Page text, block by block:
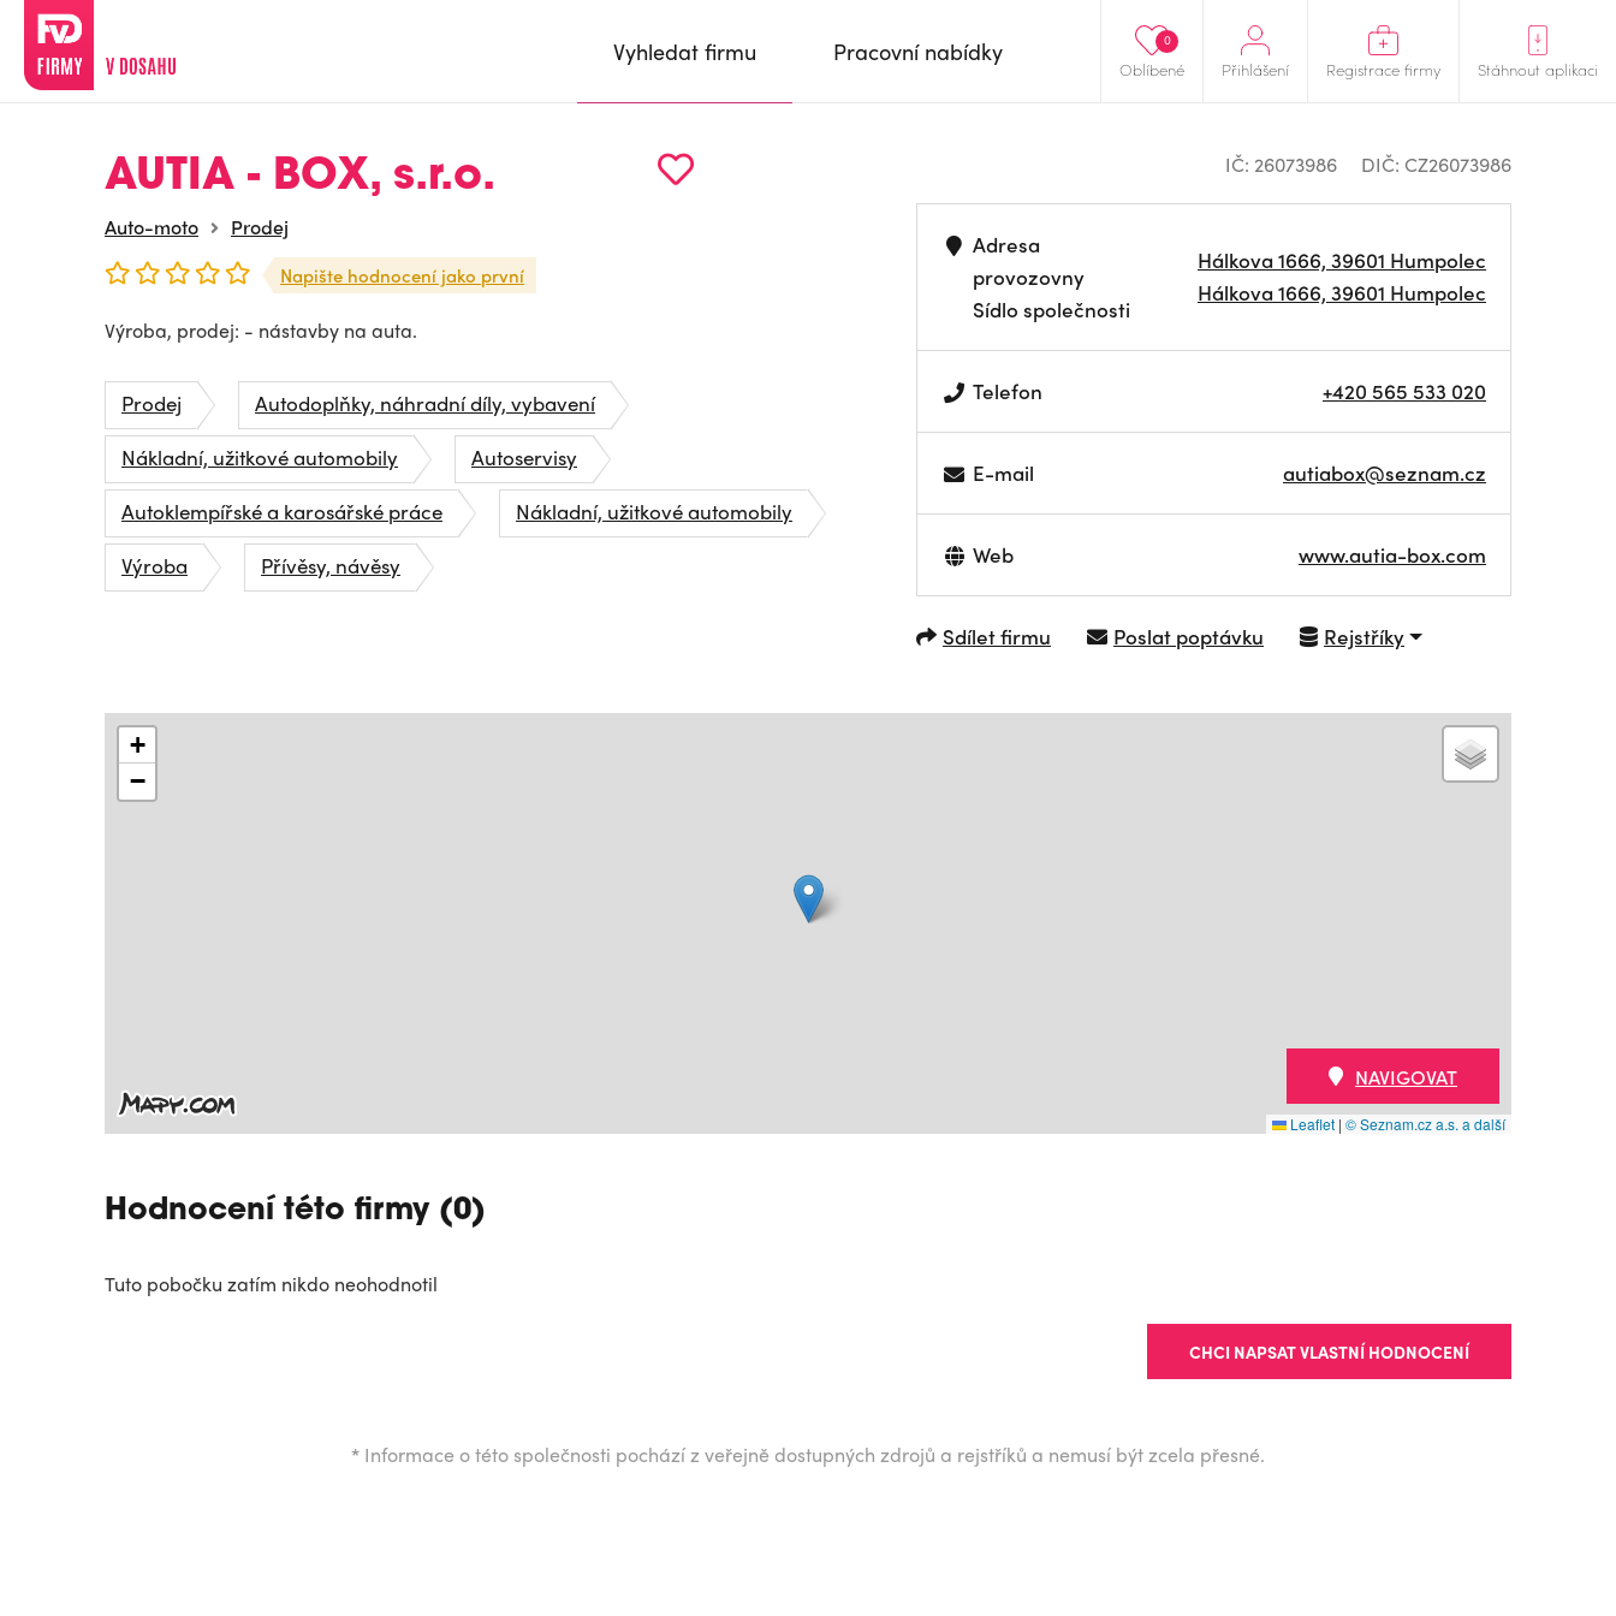
Oblíbené
0
Přihlášení Registrace firmy Stáhnout aplikaci
Vyhledat firmu Pracovní nabídky
AUTIA - BOX, s.r.o.
Auto-moto Prodej
Napište hodnocení jako první
Výroba, prodej: - nástavby na auta.
Prodej
Autodoplňky, náhradní díly, vybavení
Nákladní, užitkové automobily
Autoservisy
Autoklempířské a karosářské práce
Nákladní, užitkové automobily
Výroba
Přívěsy, návěsy
IČ: 26073986 DIČ: CZ26073986
Adresa
provozovny
Sídlo společnosti
Hálkova 1666, 39601 Humpolec
Hálkova 1666, 39601 Humpolec
Telefon +420 565 533 020
E-mail autiabox@seznam.cz
Web www.autia-box.com
Sdílet firmu Poslat poptávku Rejstříky
+
−
Leaflet | © Seznam.cz a.s. a další
NAVIGOVAT
Hodnocení této firmy (0)
Tuto pobočku zatím nikdo neohodnotil
CHCI NAPSAT VLASTNÍ HODNOCENÍ
* Informace o této společnosti pochází z veřejně dostupných zdrojů a rejstříků a nemusí být zcela přesné.